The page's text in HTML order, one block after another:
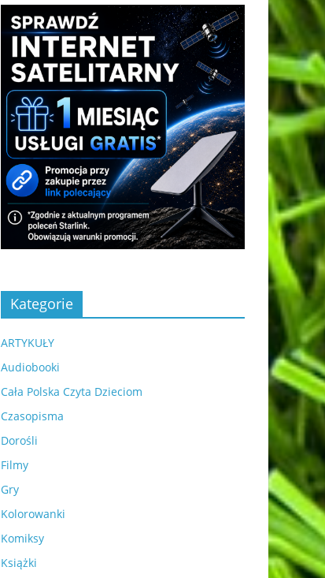
Kategorie
ARTYKUŁY
Audiobooki
Cała Polska Czyta Dzieciom
Czasopisma
Dorośli
Filmy
Gry
Kolorowanki
Komiksy
Książki